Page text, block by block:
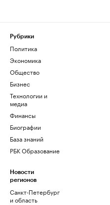
Рубрики
Политика
Экономика
Общество
Бизнес
Технологии и
медиа
Финансы
Биографии
База знаний
РБК Образование
Новости
регионов
Санкт-Петербург
и область